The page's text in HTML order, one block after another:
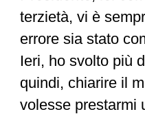
terzietà, vi è
errore sia stato
Ieri, ho svolto più
quindi, chiarire il
volesse prestarmi